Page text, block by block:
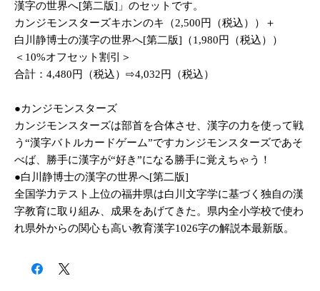
漢字の世界へ[第二版]」のセットです。
カンジモンスターズキホンのキ（2,500円（税込））＋
白川静博士の漢字の世界へ[第二版]（1,980円（税込））
＜10%オフセット割引＞
合計：4,480円（税込）⇨4,032円（税込）
●カンジモンスターズ
​カンジモンスターズは部首を合体させ、漢字の力を使って戦
う“漢字バトルカードゲーム”ですカンジモンスターズであそ
べば、勝手に漢字が“好き”になる勝手に覚えちゃう！
●白川静博士の漢字の世界へ[第二版]
全国学力テスト上位の福井県は白川文字学に基づく独自の漢
字教育に取り組み、成果をあげてきた。県内全小学校で使わ
れ県外からの関心も高い教育漢字1026字の解説本最新版。